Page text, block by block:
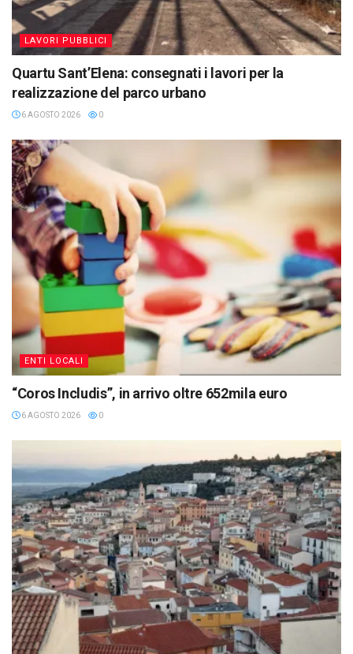
LAVORI PUBBLICI
Quartu Sant’Elena: consegnati i lavori per la
realizzazione del parco urbano
6 AGOSTO 2026 0
ENTI LOCALI
“Coros Includis”, in arrivo oltre 652mila euro
6 AGOSTO 2026 0